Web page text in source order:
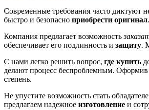
Современные требования часто диктуют
быстро и безопасно приобрести оригинал
Компания предлагает возможность
обеспечивает его подлинность и защиту.
С нами легко решить вопрос, где купить
делают процесс беспроблемным. Оформив
степень.
Не упустите возможность стать
предлагаем надежное изготовление и